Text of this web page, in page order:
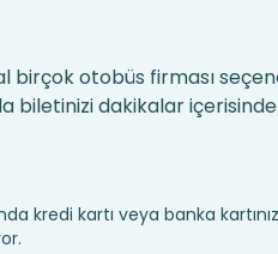
birçok otobüs firması
biletinizi dakikalar
kredi kartı veya banka